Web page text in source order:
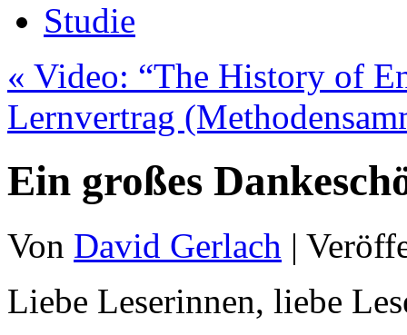
Studie
« Video: “The History of
Lernvertrag
Ein großes
Von David Gerlach |
Liebe Leserinnen, liebe